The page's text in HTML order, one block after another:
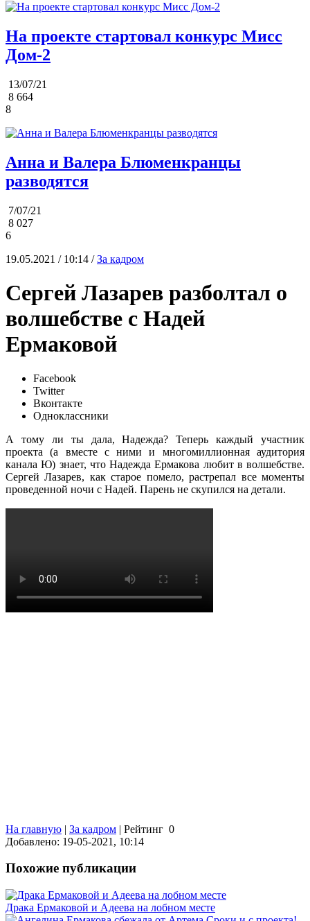
На проекте стартовал конкурс Мисс
Дом-2
13/07/21
8 664
8
Анна и Валера Блюменкранцы
разводятся
7/07/21
8 027
6
19.05.2021 / 10:14 /За кадром
Сергей Лазарев разболтал о
волшебстве с Надей
Ермаковой
Facebook
Twitter
Вконтакте
Одноклассники
А тому ли ты дала, Надежда? Теперь каждый участник
проекта (а вместе с ними и многомиллионная аудитория
канала Ю) знает, что Надежда Ермакова любит в волшебстве.
Сергей Лазарев, как старое помело, растрепал все моменты
проведенной ночи с Надей. Парень не скупился на детали.
На главную | За кадром | Рейтинг 0
Добавлено: 19-05-2021, 10:14
Похожие публикации
Драка Ермаковой и Адеева на лобном месте